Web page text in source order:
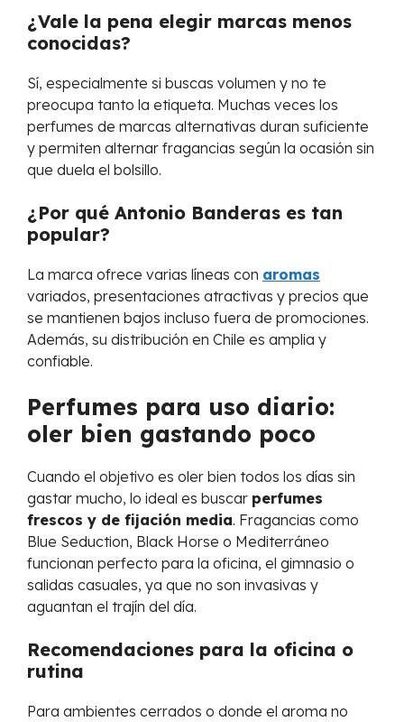
¿Vale la pena elegir marcas menos
conocidas?
Sí, especialmente si buscas volumen y no te
preocupa tanto la etiqueta. Muchas veces los
perfumes de marcas alternativas duran suficiente
y permiten alternar fragancias según la ocasión sin
que duela el bolsillo.
¿Por qué Antonio Banderas es tan
popular?
La marca ofrece varias líneas con aromas
variados, presentaciones atractivas y precios que
se mantienen bajos incluso fuera de promociones.
Además, su distribución en Chile es amplia y
confiable.
Perfumes para uso diario:
oler bien gastando poco
Cuando el objetivo es oler bien todos los días sin
gastar mucho, lo ideal es buscar perfumes
frescos y de fijación media. Fragancias como
Blue Seduction, Black Horse o Mediterráneo
funcionan perfecto para la oficina, el gimnasio o
salidas casuales, ya que no son invasivas y
aguantan el trajín del día.
Recomendaciones para la oficina o
rutina
Para ambientes cerrados o donde el aroma no